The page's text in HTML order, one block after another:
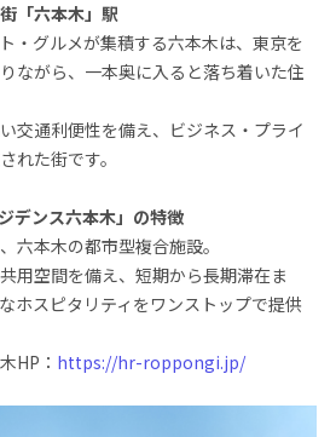
「六本木」駅
・グルメが集積する六本木は、東京を
ながら、一本奥に入ると落ち着いた住
交通利便性を備え、ビジネス・プライ
れた街です。
デンス六本木」の特徴
六本木の都市型複合施設。
用空間を備え、短期から長期滞在ま
ホスピタリティをワンストップで提供
HP： https://hr-roppongi.jp/